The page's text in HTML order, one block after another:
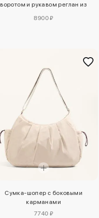
воротом и рукавом реглан из
8900 ₽
Сумка-шопер с боковыми
карманами
7740 ₽